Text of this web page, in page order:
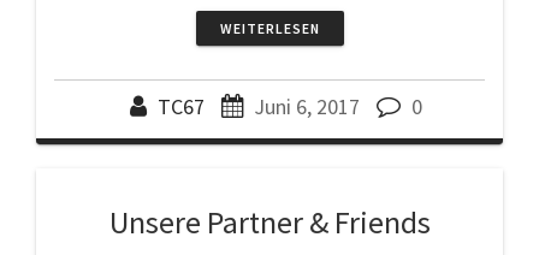
WEITERLESEN
TC67 Juni 6, 2017 0
Unsere Partner & Friends